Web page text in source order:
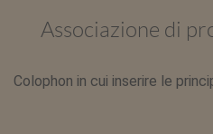
Associazione di
Colophon in cui inserire le